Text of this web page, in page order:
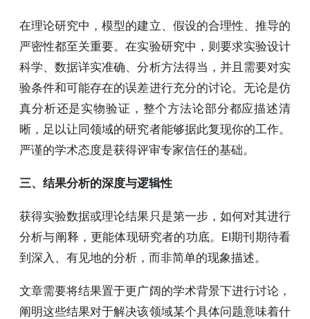
在理论研究中，模型的建立、假设的合理性、推导的
严密性都至关重要。在实验研究中，则要求实验设计
科学、数据详实准确、分析方法得当，并且需要对实
验条件和可能存在的误差进行充分的讨论。无论是仿
真分析还是实物验证，整个方法论部分都应描述清
晰，足以让同领域的研究者能够据此复现你的工作。
严谨的学术态度是获得评审专家信任的基础。
三、结果分析的深度与逻辑性
获得实验数据或理论结果只是第一步，如何对其进行
分析与阐释，更能体现研究者的功底。EI期刊期待看
到深入、有见地的分析，而非简单的现象描述。
文章需要将结果置于更广阔的学术背景下进行讨论，
阐明这些结果对于解决该领域某个具体问题意味着什